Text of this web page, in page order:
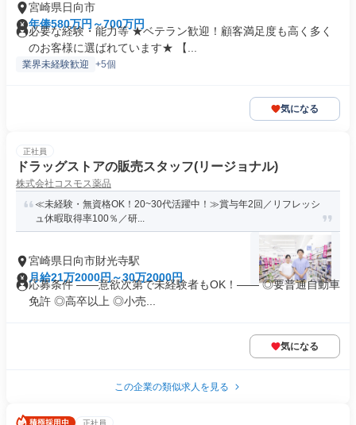
宮崎県日向市
年俸580万円～700万円
必要な経験・能力等 ★ベテラン歓迎！顧客満足度も高く多く
のお客様に選ばれています★ 【...
業界未経験歓迎 +5個
気になる
正社員
ドラッグストアの販売スタッフ(リージョナル)
株式会社コスモス薬品
≪未経験・無資格OK！20~30代活躍中！≫賞与年2回／リフレッシ
ュ休暇取得率100％／研...
宮崎県日向市財光寺駅
月給21万2000円～30万2000円
応募条件 ――意欲次第で未経験者もOK！―― ◎要普通自動車
免許 ◎高卒以上 ◎小売...
気になる
この企業の類似求人を見る
正社員